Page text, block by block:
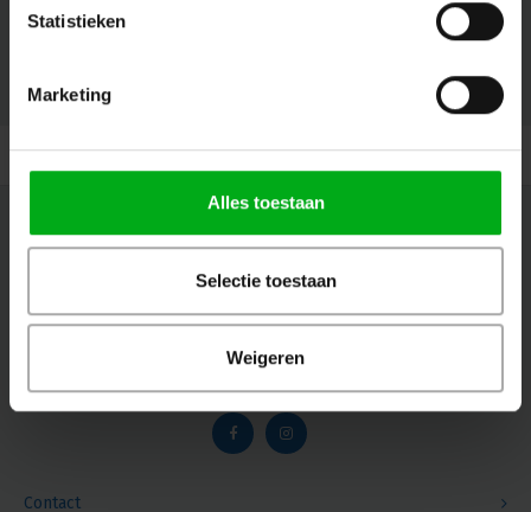
Statistieken
Marketing
Alles toestaan
Selectie toestaan
Weigeren
© Copyright 2026 Megalight sa/nv - Theme by Shopmonkey
Contact
Nieuwsbrief
Ontvang de laatste updates, nieuws en aanbiedingen via email